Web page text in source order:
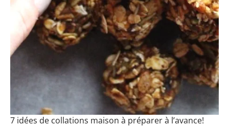
7 idées de collations maison à préparer à l’avance!